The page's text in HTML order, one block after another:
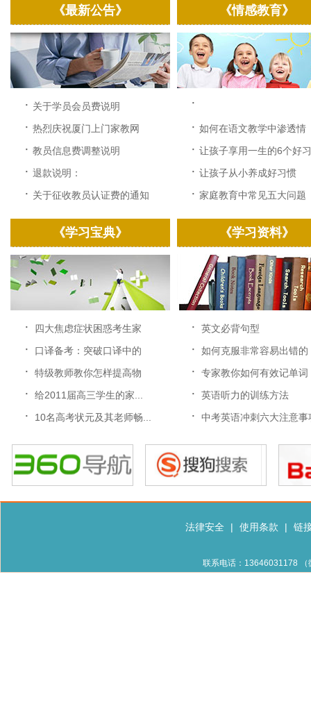
《最新公告》
· 关于学员会员费说明
· 热烈庆祝厦门上门家教网
改...
· 教员信息费调整说明
· 退款说明：
· 关于征收教员认证费的通知
《情感教育》
·
· 如何在语文教学中渗透情
感...
· 让孩子享用一生的6个好
· 让孩子从小养成好习惯
· 家庭教育中常见五大问题
《学习宝典》
· 四大焦虑症状困惑考生家
长...
· 口译备考：突破口译中的
速...
· 特级教师教你怎样提高物
理...
· 给2011届高三学生的家...
· 10名高考状元及其老师畅...
《学习资料》
· 英文必背句型
· 如何克服非常容易出错的
中...
· 专家教你如何有效记单词
· 英语听力的训练方法
· 中考英语冲刺六大注意事
法律安全 | 使用条款 | 链
联系电话：13646031178